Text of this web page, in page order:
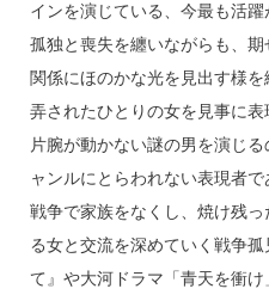
インを演じている、今最も活躍
孤独と喪失を纏いながらも、
関係にほのかな光を見出す様
弄されたひとりの女を見事に表
片腕が動かない謎の男を演じ
ャンルにとらわれない表現者で
戦争で家族をなくし、焼け残
る女と交流を深めていく戦争
て』や大河ドラマ「青天を衝